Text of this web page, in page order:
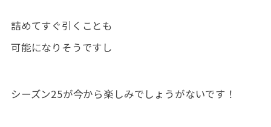
詰めてすぐ引くことも
可能になりそうですし
シーズン25が今から楽しみでしょうがないです！